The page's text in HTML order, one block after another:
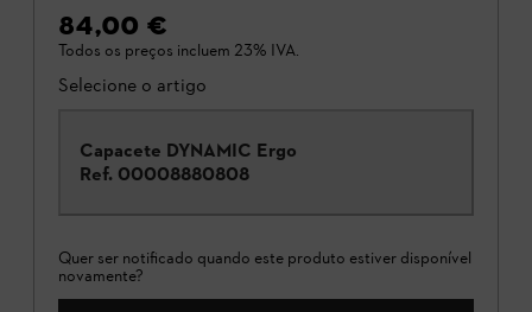
84,00 €
Todos os preços incluem 23% IVA.
Selecione o artigo
Capacete DYNAMIC Ergo
Ref. 00008880808
Quer ser notificado quando este produto estiver disponível
novamente?